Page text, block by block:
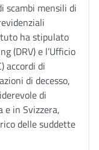
scambi mensili di
ha stipulato
(DRV) e l’Ufficio
accordi di
di decesso,
di
e in Svizzera,
delle suddette